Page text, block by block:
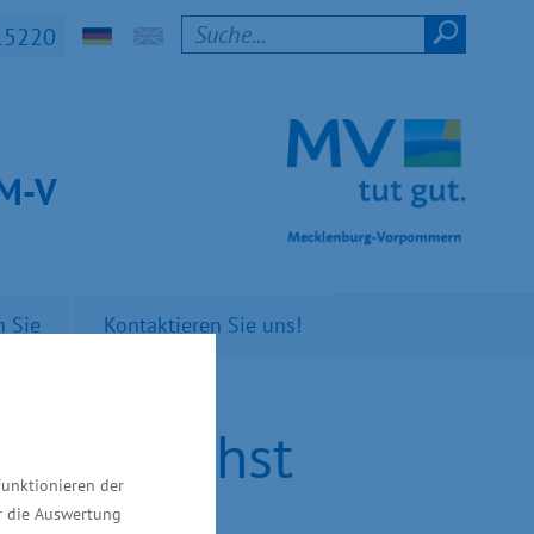
der
die Auswertung
V
Sie Kontaktieren Sie uns!
wächst